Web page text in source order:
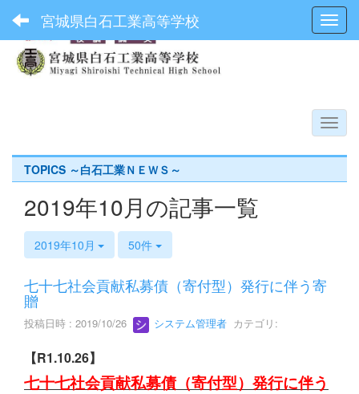
宮城県白石工業高等学校
TOPICS ～白石工業ＮＥＷＳ～
2019年10月の記事一覧
2019年10月 50件
七十七社会貢献私募債（寄付型）発行に伴う寄
贈
投稿日時 : 2019/10/26 システム管理者 カテゴリ:
【R1.10.26】
七十七社会貢献私募債（寄付型）発行に伴う